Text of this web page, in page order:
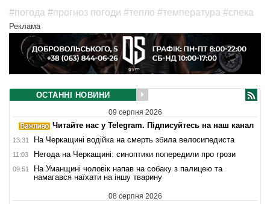
#погода #прогноз погоди #тепло #температура #спека
Реклама
ОСТАННІ НОВИНИ
09 серпня 2026
Читайте нас у Telegram. Підписуйтесь на наш канал
13:31 На Черкащині водійка на смерть збила велосипедиста
11:03 Негода на Черкащині: синоптики попередили про грози
09:51
На Уманщині чоловік напав на собаку з палицею та
намагався наїхати на іншу тварину
08 серпня 2026